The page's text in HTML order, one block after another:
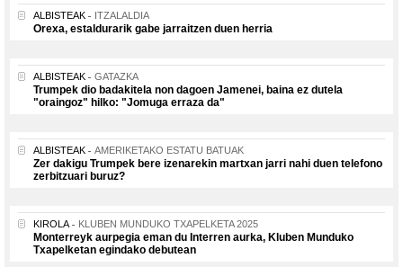
ALBISTEAK ITZALALDIA
Orexa, estaldurarik gabe jarraitzen duen herria
ALBISTEAK GATAZKA
Trumpek dio badakitela non dagoen Jamenei, baina ez dutela
"oraingoz" hilko: "Jomuga erraza da"
ALBISTEAK AMERIKETAKO ESTATU BATUAK
Zer dakigu Trumpek bere izenarekin martxan jarri nahi duen telefono
zerbitzuari buruz?
KIROLA KLUBEN MUNDUKO TXAPELKETA 2025
Monterreyk aurpegia eman du Interren aurka, Kluben Munduko
Txapelketan egindako debutean